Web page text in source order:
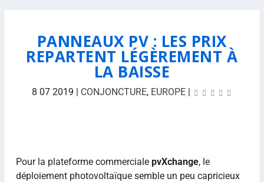
PANNEAUX PV : LES PRIX
REPARTENT LÉGÈREMENT À
LA BAISSE
8 07 2019 | CONJONCTURE, EUROPE |
Pour la plateforme commerciale pvXchange, le
déploiement photovoltaïque semble un peu capricieux